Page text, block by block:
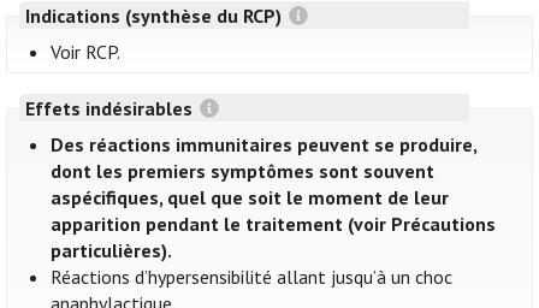
Indications (synthèse du RCP)
Voir RCP.
Effets indésirables
Des réactions immunitaires peuvent se produire,
dont les premiers symptômes sont souvent
aspécifiques, quel que soit le moment de leur
apparition pendant le traitement (voir Précautions
particulières).
Réactions d’hypersensibilité allant jusqu’à un choc